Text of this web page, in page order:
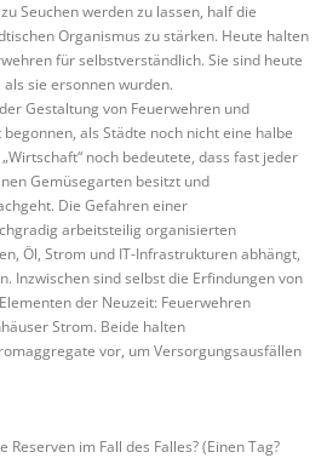
Seuchen werden zu lassen, half die
Organismus zu stärken. Heute halten
für selbstverständlich. Sie sind heute
sie ersonnen wurden.
Gestaltung von Feuerwehren und
als Städte noch nicht eine halbe
noch bedeutete, dass fast jeder
Gemüsegarten besitzt und
Die Gefahren einer
arbeitsteilig organisierten
Öl, Strom und IT-Infrastrukturen abhängt,
Inzwischen sind selbst die Erfindungen von
der Neuzeit: Feuerwehren
Strom. Beide halten
vor, um Versorgungsausfällen
Reserven im Fall des Falles? (Einen Tag?